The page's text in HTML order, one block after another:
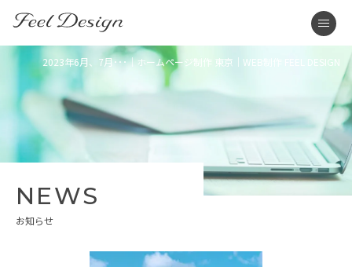
2023年6月、7月･･･｜ホームページ制作 東京｜WEB制作 FEEL DESIGN
NEWS
お知らせ